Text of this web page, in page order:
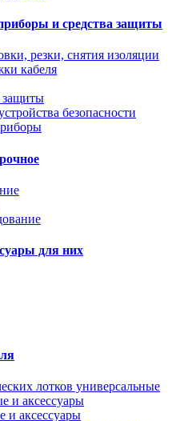
и средства защиты
резки, снятия изоляции
кабеля
защиты
безопасности
для них
лотков универсальные
и аксессуары
и аксессуары